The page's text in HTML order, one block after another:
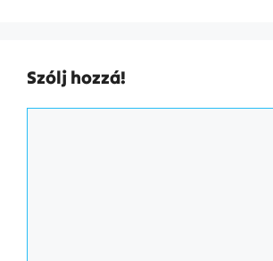
Szólj hozzá!